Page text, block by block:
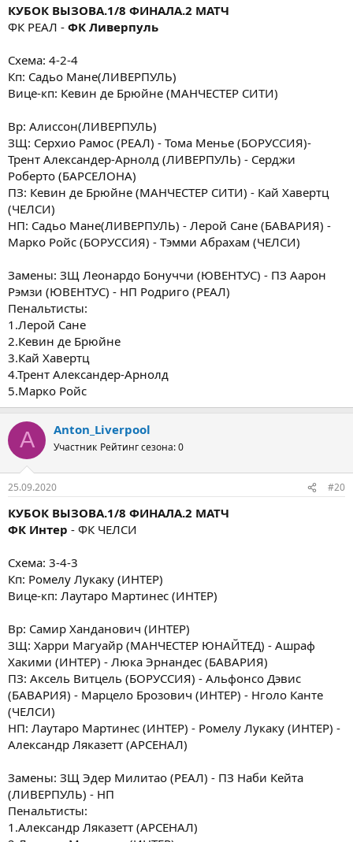
КУБОК ВЫЗОВА.1/8 ФИНАЛА.2 МАТЧ
ФК РЕАЛ - ФК Ливерпуль
Схема: 4-2-4
Кп: Садьо Мане(ЛИВЕРПУЛЬ)
Вице-кп: Кевин де Брюйне (МАНЧЕСТЕР СИТИ)
Вр: Алиссон(ЛИВЕРПУЛЬ)
ЗЩ: Серхио Рамос (РЕАЛ) - Тома Менье (БОРУССИЯ)-
Трент Александер-Арнолд (ЛИВЕРПУЛЬ) - Серджи
Роберто (БАРСЕЛОНА)
ПЗ: Кевин де Брюйне (МАНЧЕСТЕР СИТИ) - Кай Хавертц
(ЧЕЛСИ)
НП: Садьо Мане(ЛИВЕРПУЛЬ) - Лерой Сане (БАВАРИЯ) -
Марко Ройс (БОРУССИЯ) - Тэмми Абрахам (ЧЕЛСИ)
Замены: ЗЩ Леонардо Бонуччи (ЮВЕНТУС) - ПЗ Аарон
Рэмзи (ЮВЕНТУС) - НП Родриго (РЕАЛ)
Пенальтисты:
1.Лерой Сане
2.Кевин де Брюйне
3.Кай Хавертц
4.Трент Александер-Арнолд
5.Марко Ройс
A Anton_Liverpool
Участник Рейтинг сезона: 0
25.09.2020 #20
КУБОК ВЫЗОВА.1/8 ФИНАЛА.2 МАТЧ
ФК Интер - ФК ЧЕЛСИ
Схема: 3-4-3
Кп: Ромелу Лукаку (ИНТЕР)
Вице-кп: Лаутаро Мартинес (ИНТЕР)
Вр: Самир Ханданович (ИНТЕР)
ЗЩ: Харри Магуайр (МАНЧЕСТЕР ЮНАЙТЕД) - Ашраф
Хакими (ИНТЕР) - Люка Эрнандес (БАВАРИЯ)
ПЗ: Аксель Витцель (БОРУССИЯ) - Альфонсо Дэвис
(БАВАРИЯ) - Марцело Брозович (ИНТЕР) - Нголо Канте
(ЧЕЛСИ)
НП: Лаутаро Мартинес (ИНТЕР) - Ромелу Лукаку (ИНТЕР) -
Александр Ляказетт (АРСЕНАЛ)
Замены: ЗЩ Эдер Милитао (РЕАЛ) - ПЗ Наби Кейта
(ЛИВЕРПУЛЬ) - НП
Пенальтисты:
1.Александр Ляказетт (АРСЕНАЛ)